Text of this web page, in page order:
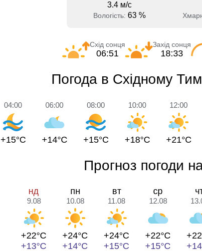
3.4 м/с
Вологість: 63 %
Схід сонця
06:51
Захід сонця
18:33
Погода в Східному
04:00
+15°C
06:00
+14°C
08:00
+15°C
10:00
+18°C
12:00
+21°C
Прогноз погоди
нд
9.08
+22°C
+13°C
пн
10.08
+24°C
+14°C
вт
11.08
+24°C
+15°C
ср
12.08
+22°C
+15°C